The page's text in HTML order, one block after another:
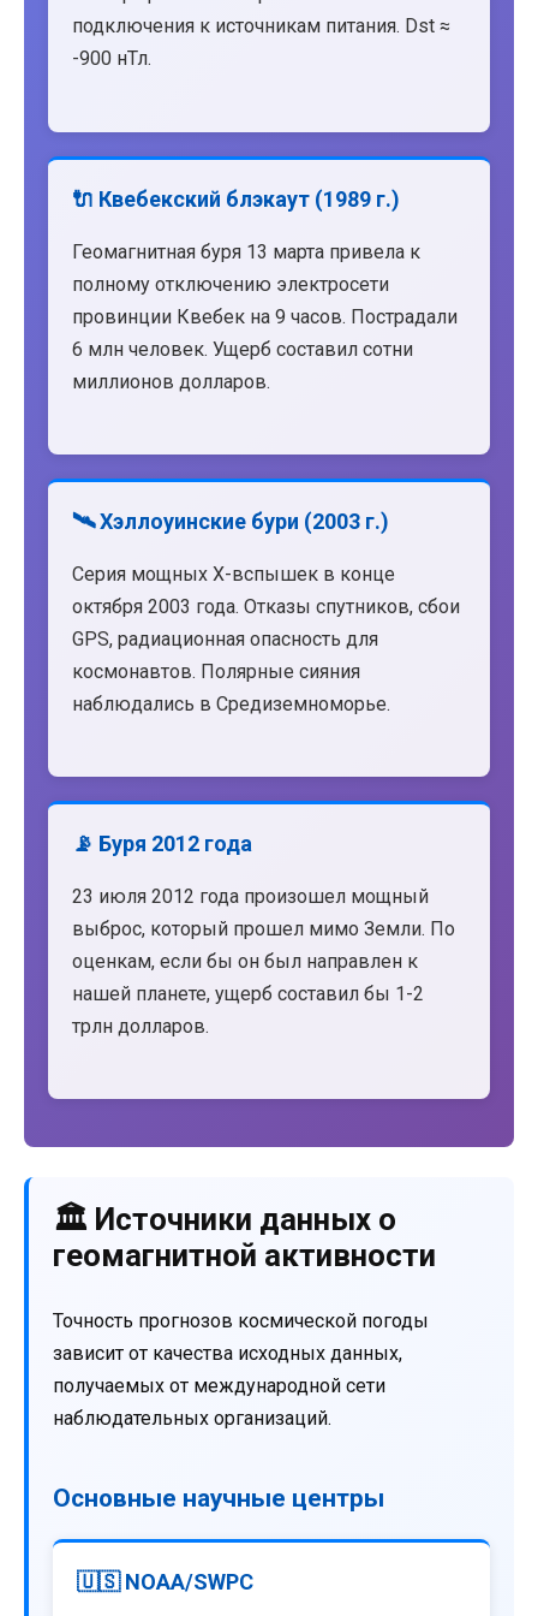
подключения к источникам питания. Dst ≈
-900 нТл.
🔌 Квебекский блэкаут (1989 г.)
Геомагнитная буря 13 марта привела к
полному отключению электросети
провинции Квебек на 9 часов. Пострадали
6 млн человек. Ущерб составил сотни
миллионов долларов.
🛰️ Хэллоуинские бури (2003 г.)
Серия мощных X-вспышек в конце
октября 2003 года. Отказы спутников, сбои
GPS, радиационная опасность для
космонавтов. Полярные сияния
наблюдались в Средиземноморье.
📡 Буря 2012 года
23 июля 2012 года произошел мощный
выброс, который прошел мимо Земли. По
оценкам, если бы он был направлен к
нашей планете, ущерб составил бы 1-2
трлн долларов.
🏛️ Источники данных о
геомагнитной активности
Точность прогнозов космической погоды
зависит от качества исходных данных,
получаемых от международной сети
наблюдательных организаций.
Основные научные центры
🇺🇸 NOAA/SWPC